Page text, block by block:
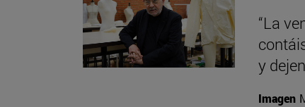
“La
y
Imagen